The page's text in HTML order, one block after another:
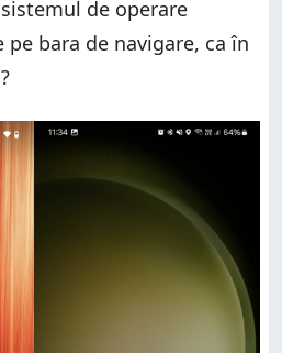
de operare
pe bara de navigare, ca în